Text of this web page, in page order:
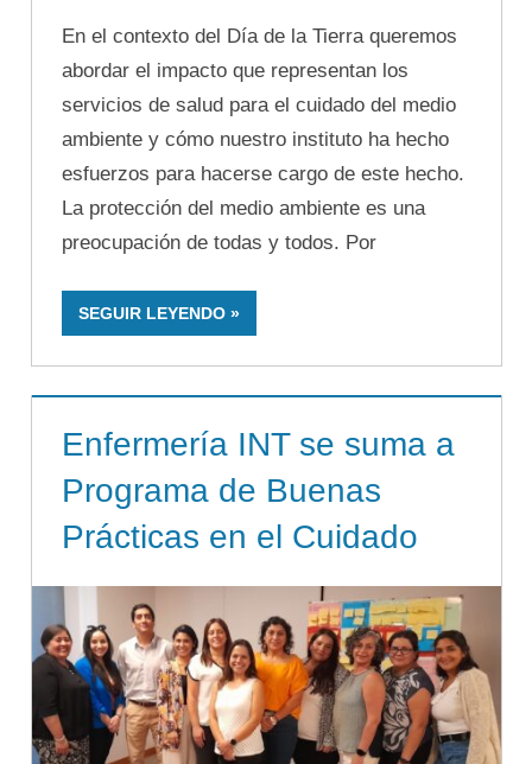
En el contexto del Día de la Tierra queremos
abordar el impacto que representan los
servicios de salud para el cuidado del medio
ambiente y cómo nuestro instituto ha hecho
esfuerzos para hacerse cargo de este hecho.
La protección del medio ambiente es una
preocupación de todas y todos. Por
SEGUIR LEYENDO
Enfermería INT se suma a
Programa de Buenas
Prácticas en el Cuidado